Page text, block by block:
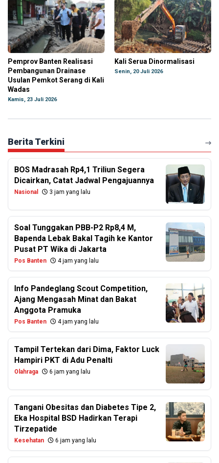
Pemprov Banten Realisasi
Pembangunan Drainase
Usulan Pemkot Serang di Kali
Wadas
Kamis, 23 Juli 2026
Kali Serua Dinormalisasi
Senin, 20 Juli 2026
Berita Terkini
BOS Madrasah Rp4,1 Triliun Segera
Dicairkan, Catat Jadwal Pengajuannya
Nasional 3 jam yang lalu
Soal Tunggakan PBB-P2 Rp8,4 M,
Bapenda Lebak Bakal Tagih ke Kantor
Pusat PT Wika di Jakarta
Pos Banten 4 jam yang lalu
Info Pandeglang Scout Competition,
Ajang Mengasah Minat dan Bakat
Anggota Pramuka
Pos Banten 4 jam yang lalu
Tampil Tertekan dari Dima, Faktor Luck
Hampiri PKT di Adu Penalti
Olahraga 6 jam yang lalu
Tangani Obesitas dan Diabetes Tipe 2,
Eka Hospital BSD Hadirkan Terapi
Tirzepatide
Kesehatan 6 jam yang lalu